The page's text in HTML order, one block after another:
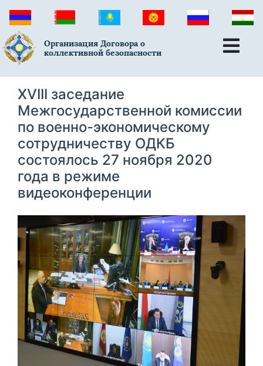
Организация Договора о
коллективной безопасности
ХVIII заседание
Межгосударственной комиссии
по военно-экономическому
сотрудничеству ОДКБ
состоялось 27 ноября 2020
года в режиме
видеоконференции